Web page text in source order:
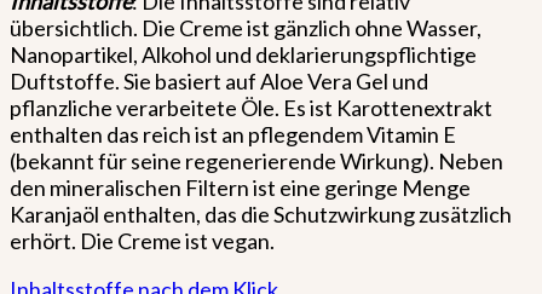
übersichtlich. Die Creme ist gänzlich ohne Wasser,
Nanopartikel, Alkohol und deklarierungspflichtige
Duftstoffe. Sie basiert auf Aloe Vera Gel und
pflanzliche verarbeitete Öle. Es ist Karottenextrakt
enthalten das reich ist an pflegendem Vitamin E
(bekannt für seine regenerierende Wirkung). Neben
den mineralischen Filtern ist eine geringe Menge
Karanjaöl enthalten, das die Schutzwirkung zusätzlich
erhört. Die Creme ist vegan.